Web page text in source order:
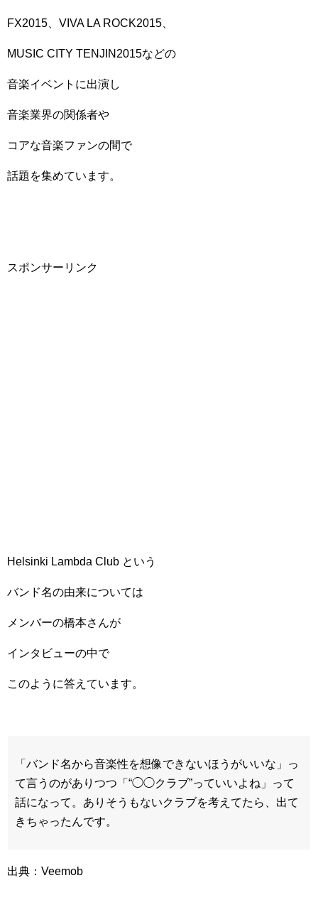
FX2015、VIVA LA ROCK2015、
MUSIC CITY TENJIN2015などの
音楽イベントに出演し
音楽業界の関係者や
コアな音楽ファンの間で
話題を集めています。
スポンサーリンク
Helsinki Lambda Club という
バンド名の由来については
メンバーの橋本さんが
インタビューの中で
このように答えています。
「バンド名から音楽性を想像できないほうがいいな」っ
て言うのがありつつ「“◯◯クラブ”っていいよね」って
話になって。ありそうもないクラブを考えてたら、出て
きちゃったんです。
出典：Veemob